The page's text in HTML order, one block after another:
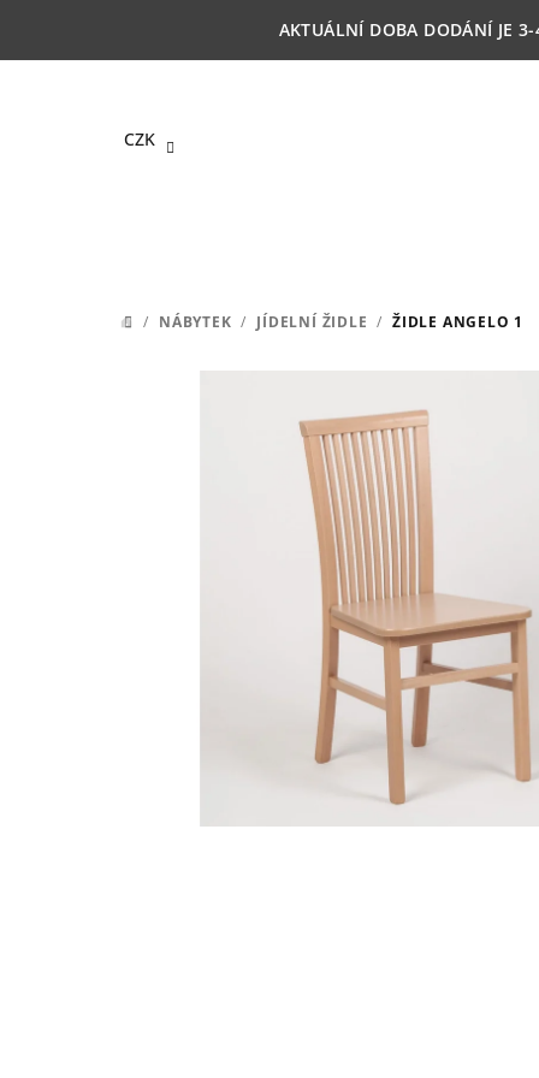
AKTUÁLNÍ DOBA DODÁNÍ JE
CZK
DOMŮ
/ NÁBYTEK / JÍDELNÍ ŽIDLE / ŽIDLE ANGELO 1